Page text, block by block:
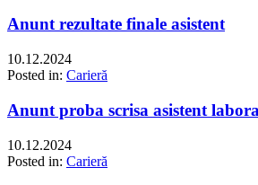
Anunt rezultate finale asistent
10.12.2024
Posted in: Carieră
Anunt proba scrisa asistent
10.12.2024
Posted in: Carieră